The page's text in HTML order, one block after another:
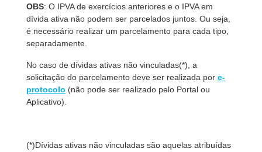
OBS: O IPVA de exercícios anteriores e o IPVA em
dívida ativa não podem ser parcelados juntos. Ou seja,
é necessário realizar um parcelamento para cada tipo,
separadamente.
No caso de dívidas ativas não vinculadas(*), a
solicitação do parcelamento deve ser realizada por e-
protocolo (não pode ser realizado pelo Portal ou
Aplicativo).
(*)Dívidas ativas não vinculadas são aquelas atribuídas